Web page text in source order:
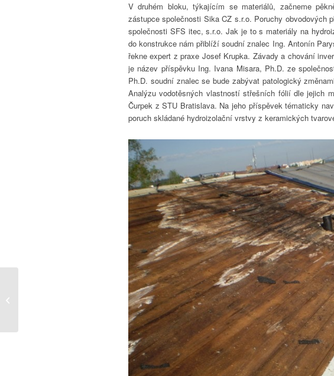
V druhém bloku, týkajícím se materiálů, začneme
zástupce společnosti Sika CZ s.r.o. Poruchy obvodových
společnosti SFS itec, s.r.o. Jak je to s materiály na
do konstrukce nám přiblíží soudní znalec Ing. Antonín
řekne expert z praxe Josef Krupka. Závady a chování
je název příspěvku Ing. Ivana Misara, Ph.D. ze
Ph.D. soudní znalec se bude zabývat patologický
Analýzu vodotěsných vlastností střešních fólií dle jejich
Čurpek z STU Bratislava. Na jeho příspěvek tématicky
poruch skládané hydroizolační vrstvy z keramických